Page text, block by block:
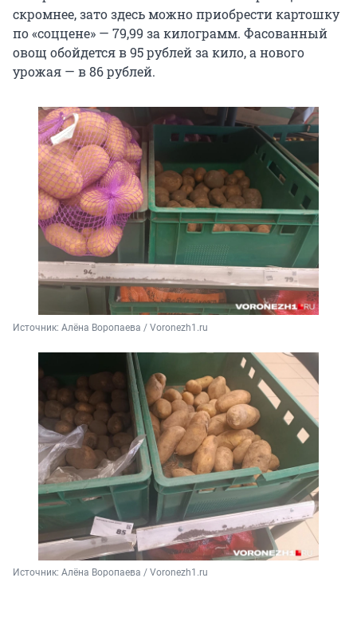
скромнее, зато здесь можно приобрести картошку
по «соццене» — 79,99 за килограмм. Фасованный
овощ обойдется в 95 рублей за кило, а нового
урожая — в 86 рублей.
Источник: Алёна Воропаева / Voronezh1.ru
Источник: Алёна Воропаева / Voronezh1.ru